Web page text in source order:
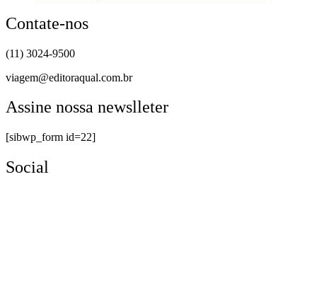
Contate-nos
(11) 3024-9500
viagem@editoraqual.com.br
Assine nossa newslleter
[sibwp_form id=22]
Social